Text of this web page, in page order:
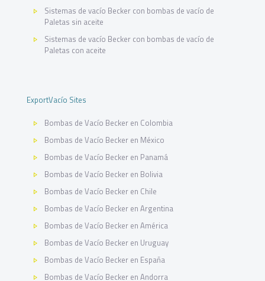
Sistemas de vacío Becker con bombas de vacío de
Paletas sin aceite
Sistemas de vacío Becker con bombas de vacío de
Paletas con aceite
ExportVacío Sites
Bombas de Vacío Becker en Colombia
Bombas de Vacío Becker en México
Bombas de Vacío Becker en Panamá
Bombas de Vacío Becker en Bolivia
Bombas de Vacío Becker en Chile
Bombas de Vacío Becker en Argentina
Bombas de Vacío Becker en América
Bombas de Vacío Becker en Uruguay
Bombas de Vacío Becker en España
Bombas de Vacío Becker en Andorra